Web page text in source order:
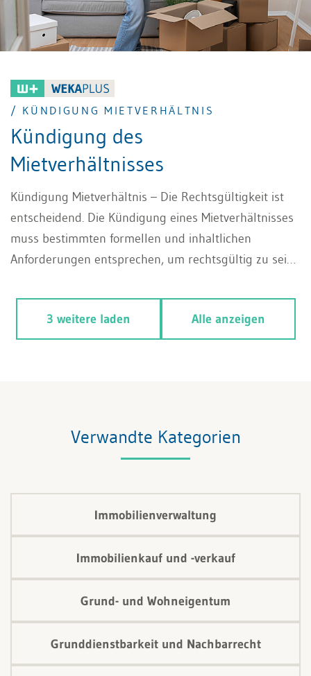
/ KÜNDIGUNG MIETVERHÄLTNIS
Kündigung des
Mietverhältnisses
Kündigung Mietverhältnis – Die Rechtsgültigkeit ist
entscheidend. Die Kündigung eines Mietverhältnisses
muss bestimmten formellen und inhaltlichen
Anforderungen entsprechen, um rechtsgültig zu sein.
ohne Angabe von Gründen kündigen kann, ist der
Vermieter oft verpflichtet, eine nachvollziehbare
Begründung anzugeben, insbesondere bei einer
Umständen eine Erstreckung des Mietverhältnisses
3 weitere laden Alle anzeigen
Verwandte Kategorien
Immobilienverwaltung
Immobilienkauf und -verkauf
Grund- und Wohneigentum
Grunddienstbarkeit und Nachbarrecht